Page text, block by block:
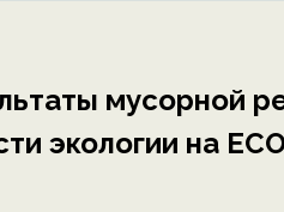
мусорной
экологии на